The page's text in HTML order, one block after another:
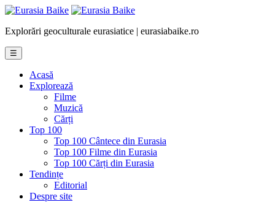
Explorări geoculturale eurasiatice | eurasiabaike.ro
☰
Acasă
Explorează
Filme
Muzică
Cărți
Top 100
Top 100 Cântece din Eurasia
Top 100 Filme din Eurasia
Top 100 Cărți din Eurasia
Tendințe
Editorial
Despre site